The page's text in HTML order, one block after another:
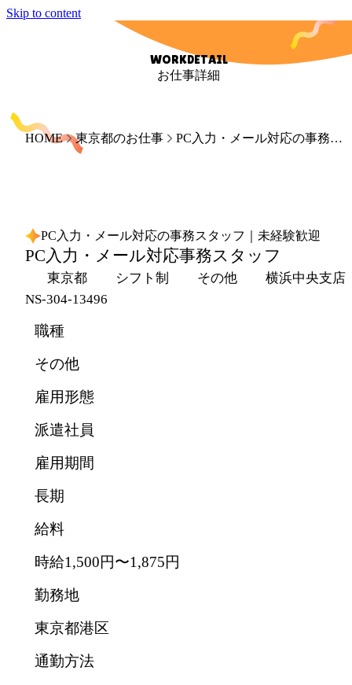
Skip to content
WORKDETAIL
お仕事詳細
HOME 東京都のお仕事 PC入力・メール対応の事務スタッフ｜未経験歓迎
PC入力・メール対応の事務スタッフ｜未経験歓迎
PC入力・メール対応事務スタッフ
東京都 シフト制 その他
横浜中央支店
NS-304-13496
職種
その他
雇用形態
派遣社員
雇用期間
長期
給料
時給1,500円〜1,875円
勤務地
東京都港区
通勤方法